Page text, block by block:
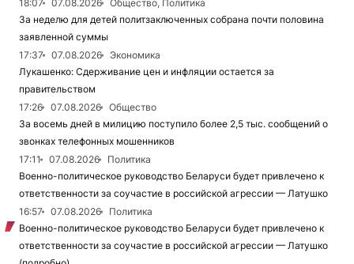
18:07
07.08.2026
Общество, Политика
За неделю для детей политзаключенных собрана почти половина
заявленной суммы
17:37
07.08.2026
Экономика
Лукашенко: Сдерживание цен и инфляции остается за
правительством
17:26
07.08.2026
Общество
За восемь дней в милицию поступило более 2,5 тыс. сообщений о
звонках телефонных мошенников
17:11
07.08.2026
Политика
Военно-политическое руководство Беларуси будет привлечено к
ответственности за соучастие в российской агрессии — Латушко
16:57
07.08.2026
Политика
Военно-политическое руководство Беларуси будет привлечено к
ответственности за соучастие в российской агрессии — Латушко